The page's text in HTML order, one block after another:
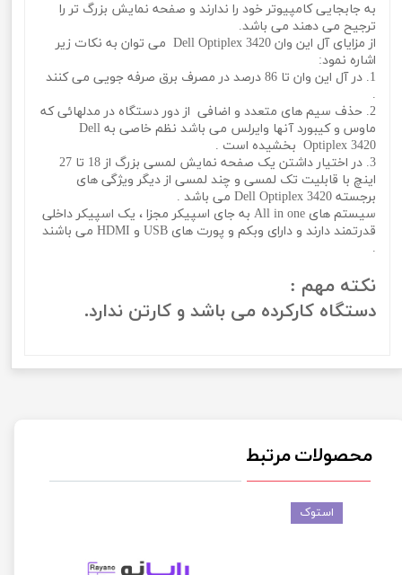
به جابجایی کامپیوتر خود را ندارند و صفحه نمایش بزرگ تر را
ترجیح می دهند می باشد.
از مزایای آل این وان Dell Optiplex 3420 می توان به نکات زیر
اشاره نمود:
1. در آل این وان تا 86 درصد در مصرف برق صرفه جویی می کنند
.
2. حذف سیم های متعدد و اضافی از دور دستگاه در مدلهائی که
ماوس و کیبورد آنها وایرلس می باشد نظم خاصی به Dell
Optiplex 3420 بخشیده است .
3. در اختیار داشتن یک صفحه نمایش لمسی بزرگ از 18 تا 27
اینچ با قابلیت تک لمسی و چند لمسی از دیگر ویژگی های
برجسته Dell Optiplex 3420 می باشد .
سیستم های All in one به جای اسپیکر مجزا ، یک اسپیکر داخلی
قدرتمند دارند و دارای وبکم و پورت های USB و HDMI می باشند
.
نکته مهم :
دستگاه کارکرده می باشد و کارتن ندارد.
محصولات مرتبط
استوک